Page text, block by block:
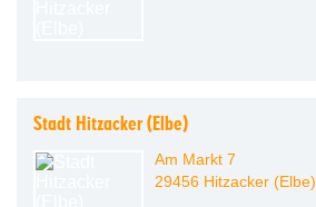
Stadt Hitzacker (Elbe)
Am Markt 7
29456 Hitzacker (Elbe)